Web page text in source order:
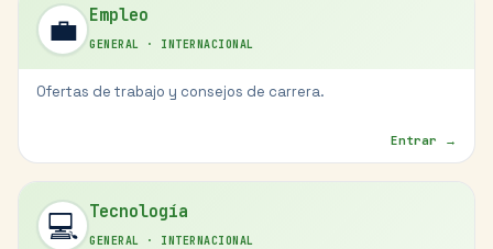
💼 Empleo
GENERAL · INTERNACIONAL
Ofertas de trabajo y consejos de carrera.
Entrar →
💻 Tecnología
GENERAL · INTERNACIONAL